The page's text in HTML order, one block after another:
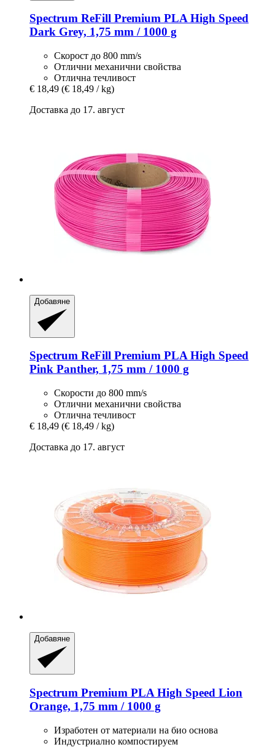
Spectrum ReFill Premium PLA High Speed
Dark Grey, 1,75 mm / 1000 g
Скорост до 800 mm/s
Отлични механични свойства
Отлична течливост
€ 18,49 (€ 18,49 / kg)
Доставка до 17. август
Добавяне
Spectrum ReFill Premium PLA High Speed
Pink Panther, 1,75 mm / 1000 g
Скорости до 800 mm/s
Отлични механични свойства
Отлична течливост
€ 18,49 (€ 18,49 / kg)
Доставка до 17. август
Добавяне
Spectrum Premium PLA High Speed ​​​​Lion
Orange, 1,75 mm / 1000 g
Изработен от материали на био основа
Индустриално компостируем